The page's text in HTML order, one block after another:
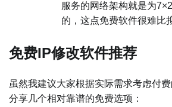
服务的网络架构就是为
的，这点免费软件很难比
免费IP修改软件推荐
虽然我建议大家根据实际需求考虑付
分享几个相对靠谱的免费选项：